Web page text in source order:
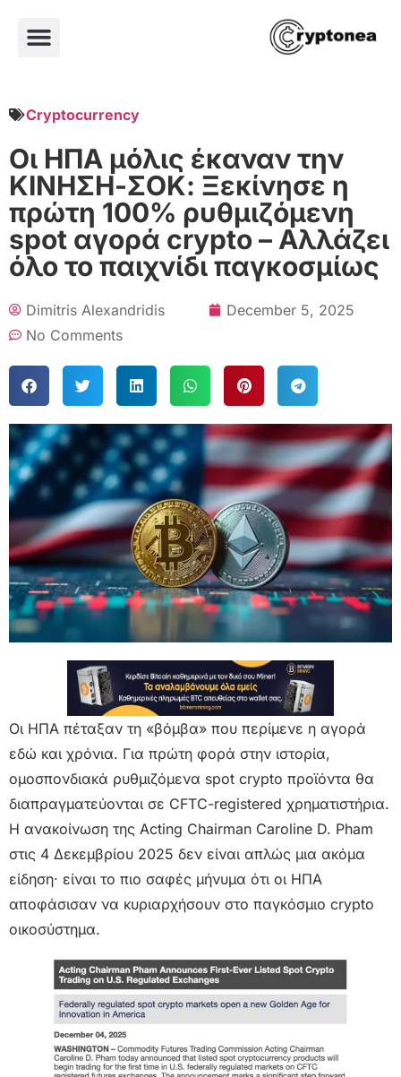
Cryptocurrency
Οι ΗΠΑ μόλις έκαναν την
ΚΙΝΗΣΗ-ΣΟΚ: Ξεκίνησε η
πρώτη 100% ρυθμιζόμενη
spot αγορά crypto – Αλλάζει
όλο το παιχνίδι παγκοσμίως
Dimitris Alexandridis
December 5, 2025
No Comments
Οι ΗΠΑ πέταξαν τη «βόμβα» που περίμενε η αγορά
εδώ και χρόνια. Για πρώτη φορά στην ιστορία,
ομοσπονδιακά ρυθμιζόμενα spot crypto προϊόντα θα
διαπραγματεύονται σε CFTC-registered χρηματιστήρια.
Η ανακοίνωση της Acting Chairman Caroline D. Pham
στις 4 Δεκεμβρίου 2025 δεν είναι απλώς μια ακόμα
είδηση· είναι το πιο σαφές μήνυμα ότι οι ΗΠΑ
αποφάσισαν να κυριαρχήσουν στο παγκόσμιο crypto
οικοσύστημα.